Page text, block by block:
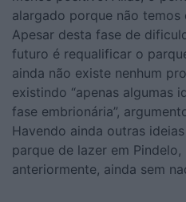
alargado porque não temos
Apesar desta fase de
futuro é requalificar o
ainda não existe nenhum
existindo “apenas algumas
fase embrionária”,
Havendo ainda outras
parque de lazer em
anteriormente, ainda sem